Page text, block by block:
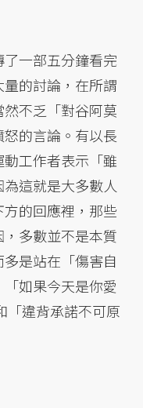
一部五分鐘看完
的討論，在所謂
不乏「對谷阿莫
的言論。有以長
工作者表示「雖
這就是大多數人
的回應裡，那些
多數並不是本質
是站在「傷害自
如果今天是你愛
「違背承諾不可原